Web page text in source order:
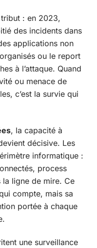
: en 2023,
des incidents dans
applications non
ou le report
à l’attaque. Quand
ou menace de
c’est la survie qui
, la capacité à
décisive. Les
informatique :
process
la ligne de mire. Ce
compte, mais sa
portée à chaque
une surveillance